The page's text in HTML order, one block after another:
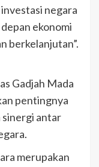
negara
ekonomi
berkelanjutan”.
Gadjah Mada
pentingnya
sinergi antar
merupakan